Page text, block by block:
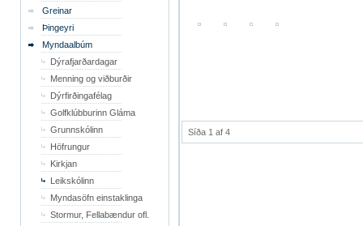
Greinar
Þingeyri
Myndaalbúm
Dýrafjarðardagar
Menning og viðburðir
Dýrfirðingafélag
Golfklúbburinn Gláma
Grunnskólinn
Höfrungur
Kirkjan
Leikskólinn
Myndasöfn einstaklinga
Stormur, Fellabændur ofl.
Síða 1 af 4